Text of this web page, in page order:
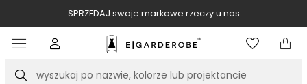
SPRZEDAJ swoje markowe rzeczy u nas
Szukaj